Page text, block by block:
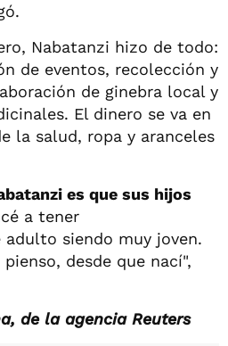
Nabatanzi hizo de todo:
de eventos, recolección y
de ginebra local y
El dinero se va en
la salud, ropa y aranceles
es que sus hijos
a tener
adulto siendo muy joven.
desde que nací",
de la agencia Reuters